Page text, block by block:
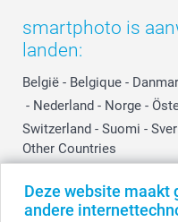
Deze website maakt
andere
smartphoto is
landen:
België - Belgique -
- Nederland - Norge -
Switzerland - Suomi -
Other Countries
Alle prijzen zijn in EURO (€)